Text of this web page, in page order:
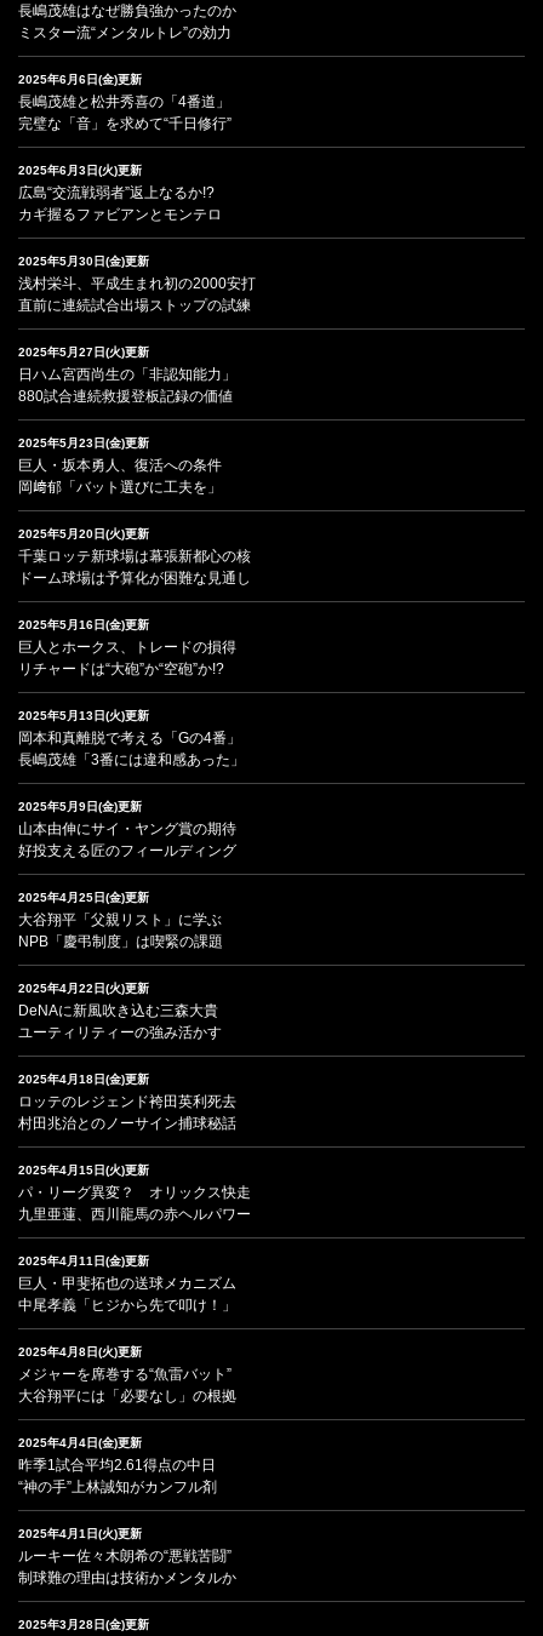
長嶋茂雄はなぜ勝負強かったのか
ミスター流“メンタルトレ”の効力
2025年6月6日(金)更新
長嶋茂雄と松井秀喜の「4番道」
完璧な「音」を求めて“千日修行”
2025年6月3日(火)更新
広島“交流戦弱者”返上なるか!?
カギ握るファビアンとモンテロ
2025年5月30日(金)更新
浅村栄斗、平成生まれ初の2000安打
直前に連続試合出場ストップの試練
2025年5月27日(火)更新
日ハム宮西尚生の「非認知能力」
880試合連続救援登板記録の価値
2025年5月23日(金)更新
巨人・坂本勇人、復活への条件
岡﨑郁「バット選びに工夫を」
2025年5月20日(火)更新
千葉ロッテ新球場は幕張新都心の核
ドーム球場は予算化が困難な見通し
2025年5月16日(金)更新
巨人とホークス、トレードの損得
リチャードは“大砲”か“空砲”か!?
2025年5月13日(火)更新
岡本和真離脱で考える「Gの4番」
長嶋茂雄「3番には違和感あった」
2025年5月9日(金)更新
山本由伸にサイ・ヤング賞の期待
好投支える匠のフィールディング
2025年4月25日(金)更新
大谷翔平「父親リスト」に学ぶ
NPB「慶弔制度」は喫緊の課題
2025年4月22日(火)更新
DeNAに新風吹き込む三森大貴
ユーティリティーの強み活かす
2025年4月18日(金)更新
ロッテのレジェンド袴田英利死去
村田兆治とのノーサイン捕球秘話
2025年4月15日(火)更新
パ・リーグ異変？ オリックス快走
九里亜蓮、西川龍馬の赤ヘルパワー
2025年4月11日(金)更新
巨人・甲斐拓也の送球メカニズム
中尾孝義「ヒジから先で叩け！」
2025年4月8日(火)更新
メジャーを席巻する“魚雷バット”
大谷翔平には「必要なし」の根拠
2025年4月4日(金)更新
昨季1試合平均2.61得点の中日
“神の手”上林誠知がカンフル剤
2025年4月1日(火)更新
ルーキー佐々木朗希の“悪戦苦闘”
制球難の理由は技術かメンタルか
2025年3月28日(金)更新